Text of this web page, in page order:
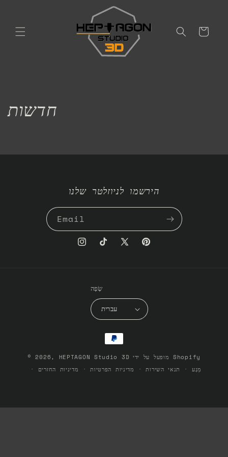
עֲגָלָה
חדשות
הירשמו לניוזלטר שלנו
Email
Instagram
TikTok
X
Pinterest
שָׂפָה
עברית
אמצעי
תשלום
© 2026, HEPTAGON Studio 3D
מופעל על ידי Shopify
מדיניות החזרים
מדיניות הפרטיות תנאי השירות מַגָע